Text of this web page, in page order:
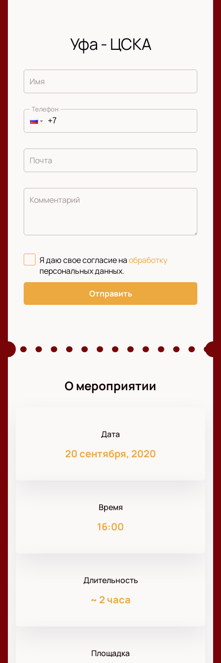
Уфа - ЦСКА
Имя
Телефон
Почта
Комментарий
Я даю свое согласие наобработку
персональных данных.
Отправить
О мероприятии
Дата
20 сентября, 2020
Время
16:00
Длительность
~ 2 часа
Площадка